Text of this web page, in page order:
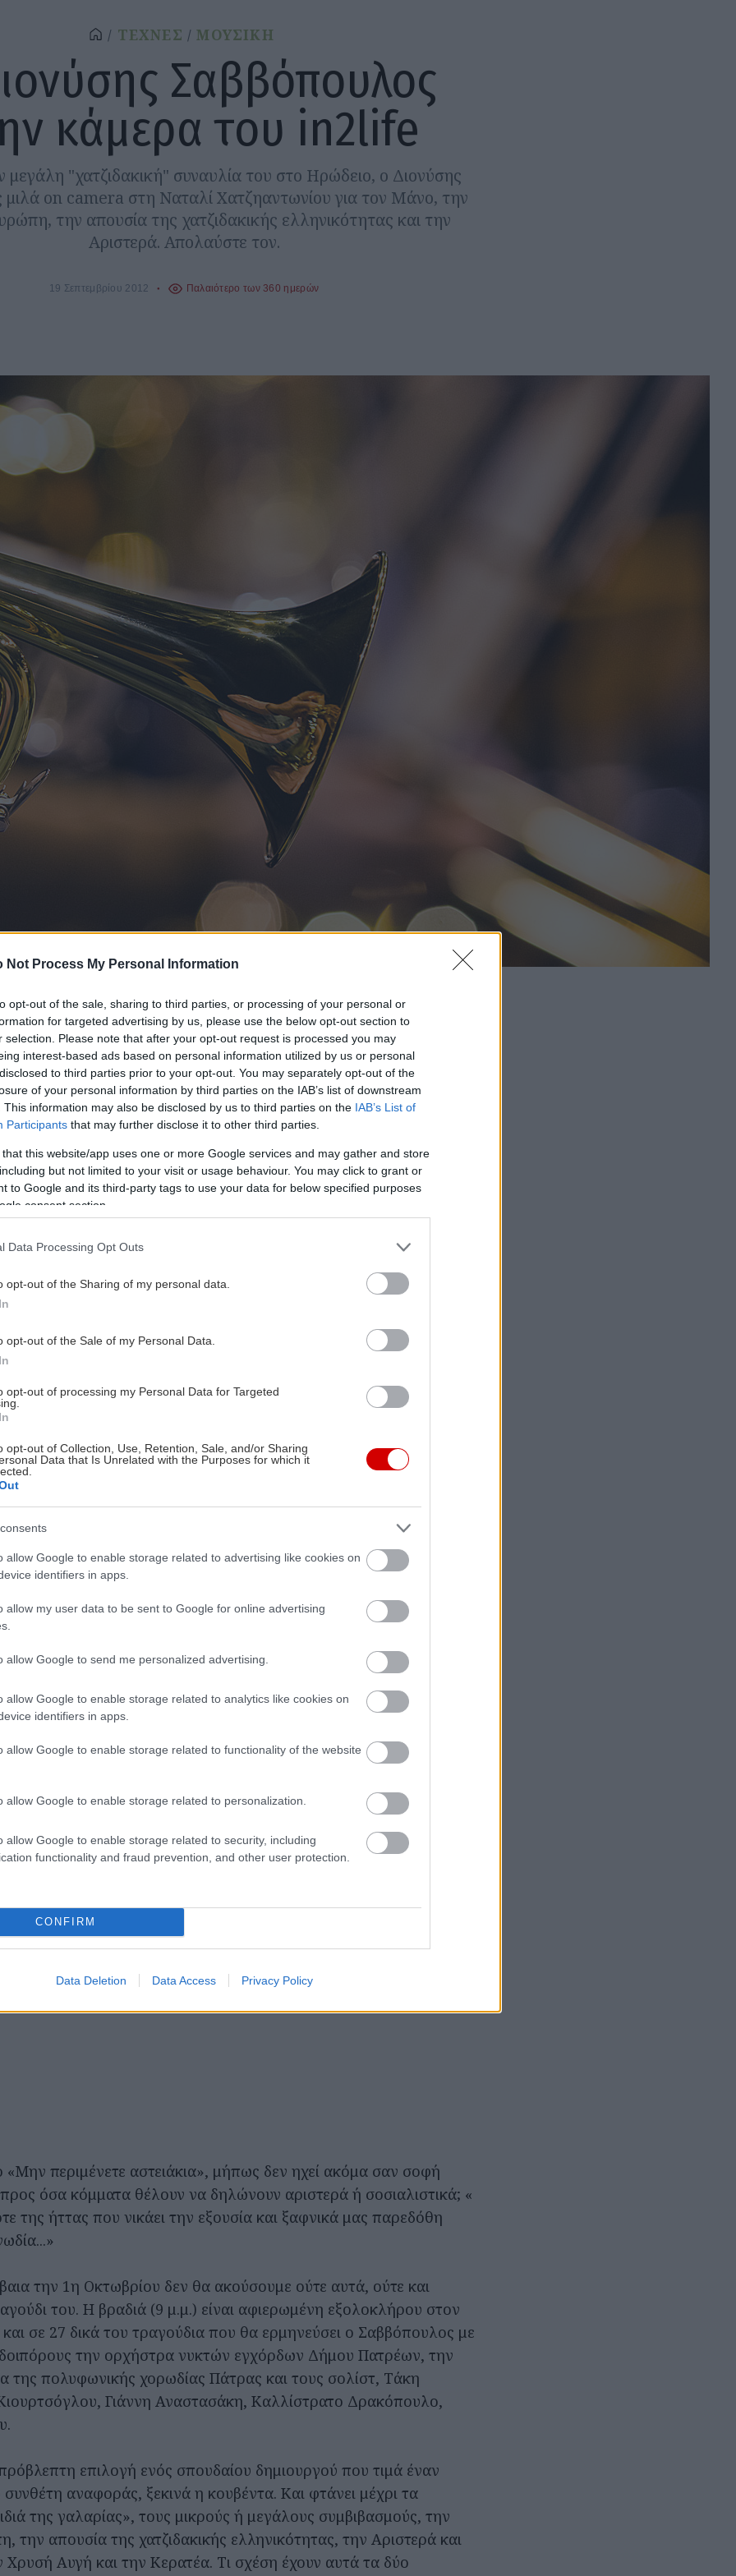
Not Process My Personal Information
opt-out of the sale, sharing to third parties, or processing of your personal or
for targeted advertising by us, please use the below opt-out section to
selection. Please note that after your opt-out request is processed you may
interest-based ads based on personal information utilized by us or personal
to third parties prior to your opt-out. You may separately opt-out of the
of your personal information by third parties on the IAB’s list of downstream
This information may also be disclosed by us to third parties on the IAB’s List of
Participants that may further disclose it to other third parties.
that this website/app uses one or more Google services and may gather and store
but not limited to your visit or usage behaviour. You may click to grant or
to Google and its third-party tags to use your data for below specified purposes
consent section.
Data Processing Opt Outs
opt-out of the Sharing of my personal data.
opt-out of the Sale of my Personal Data.
opt-out of processing my Personal Data for Targeted
opt-out of Collection, Use, Retention, Sale, and/or Sharing
Data that Is Unrelated with the Purposes for which it
allow Google to enable storage related to advertising like cookies on
identifiers in apps.
allow my user data to be sent to Google for online advertising
allow Google to send me personalized advertising.
allow Google to enable storage related to analytics like cookies on
identifiers in apps.
allow Google to enable storage related to functionality of the website
allow Google to enable storage related to personalization.
allow Google to enable storage related to security, including
functionality and fraud prevention, and other user protection.
CONFIRM
Data Deletion Data Access Privacy Policy
ΤΕΧΝΕΣ ΜΟΥΣΙΚΗ
Σαββόπουλος
κάμερα του in2life
μεγάλη "χατζιδακική" συναυλία του στο Ηρώδειο, ο Διονύσης
on camera στη Ναταλί Χατζηαντωνίου για τον Μάνο, την
την απουσία της χατζιδακικής ελληνικότητας και την
Αριστερά. Απολαύστε τον.
19 Σεπτεμβρίου 2012 Παλαιότερο των 360 ημερών
το γραφείο του Διονύση Σαββόπουλου «φωτογραφίζει» θλιμμένες
διαφέρουν, βέβαια, απ' όσες συναντά κανείς σε κάθε άλλη γειτονιά
Κλειστά μαγαζιά, ρολλά εσαεί κατεβασμένα, συσσωρευμένοι
άδειες βιτρίνες. «Όπου κοιτάζω να κοιτάζεις, η Ελλάδα μια
Ο συνειρμός σχεδόν αναπόφευκτος. Κι ο στίχος της δεκαετίας
επίκαιρος.
Μήπως ο Σαββόπουλος δεν έγραφε σους δυσφημισμένους
δύσης εθνικής θα ζήσεις από δω και μπρος/ με αγγλικές
περιμένετε αστειάκια», μήπως δεν ηχεί ακόμα σαν σοφή
όσα κόμματα θέλουν να δηλώνουν αριστερά ή σοσιαλιστικά; «
της ήττας που νικάει την εξουσία και ξαφνικά μας παρεδόθη
την 1η Οκτωβρίου δεν θα ακούσουμε ούτε αυτά, ούτε και
του. Η βραδιά (9 μ.μ.) είναι αφιερωμένη εξολοκλήρου στον
σε 27 δικά του τραγούδια που θα ερμηνεύσει ο Σαββόπουλος με
την ορχήστρα νυκτών εγχόρδων Δήμου Πατρέων, την
της πολυφωνικής χορωδίας Πάτρας και τους σολίστ, Τάκη
Γιάννη Αναστασάκη, Καλλίστρατο Δρακόπουλο,
επιλογή ενός σπουδαίου δημιουργού που τιμά έναν
αναφοράς, ξεκινά η κουβέντα. Και φτάνει μέχρι τα
της γαλαρίας», τους μικρούς ή μεγάλους συμβιβασμούς, την
την απουσία της χατζιδακικής ελληνικότητας, την Αριστερά και
Αυγή και την Κερατέα. Τι σχέση έχουν αυτά τα δύο